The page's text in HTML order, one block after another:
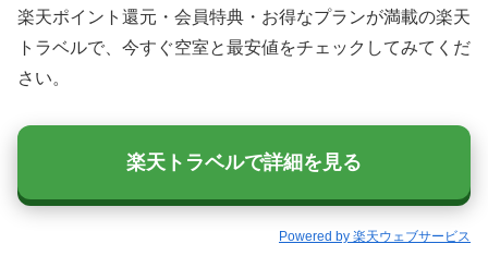
楽天ポイント還元・会員特典・お得なプランが満載の楽天
トラベルで、今すぐ空室と最安値をチェックしてみてくだ
さい。
楽天トラベルで詳細を見る
Powered by 楽天ウェブサービス